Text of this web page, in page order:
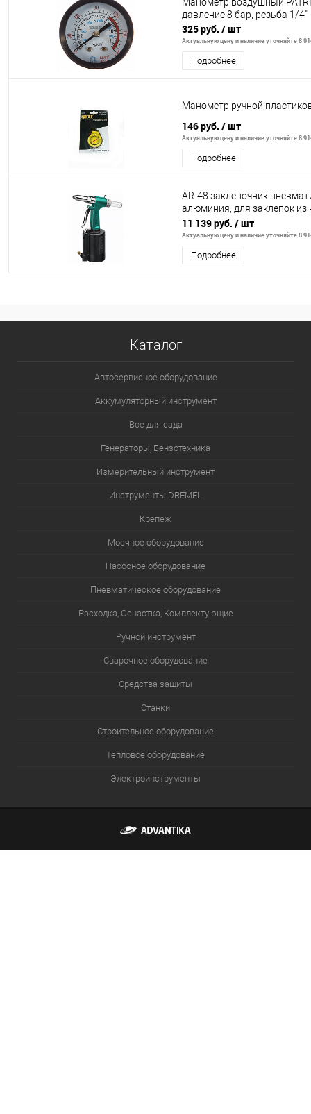
Манометр воздушный
давление 8 бар, резьба 1/4"
325 руб. / шт
Актуальную цену и наличие уточняйте 8
Подробнее
Манометр ручной
146 руб. / шт
Актуальную цену и наличие уточняйте 8
Подробнее
AR-48 заклепочник
алюминия, для заклепок
3,2-4-4
11 139 руб. / шт
Актуальную цену и наличие уточняйте 8
Подробнее
Каталог
Автосервисное оборудование
Аккумуляторный инструмент
Все для сада
Генераторы, Бензотехника
Измерительный инструмент
Инструменты DREMEL
Крепеж
Моечное оборудование
Насосное оборудование
Пневматическое оборудование
Расходка, Оснастка, Комплектующие
Ручной инструмент
Сварочное оборудование
Средства защиты
Станки
Строительное оборудование
Тепловое оборудование
Электроинструменты